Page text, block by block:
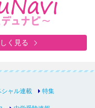
く見る
シャル連載 特集